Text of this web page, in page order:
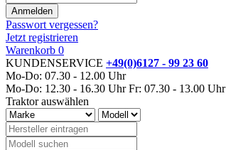
Passwort vergessen?
Jetzt registrieren
Warenkorb 0
KUNDENSERVICE +49(0)6127 - 99 23 60
Mo-Do: 07.30 - 12.00 Uhr
Mo-Do: 12.30 - 16.30 Uhr Fr: 07.30 - 13.00 Uhr
Traktor auswählen